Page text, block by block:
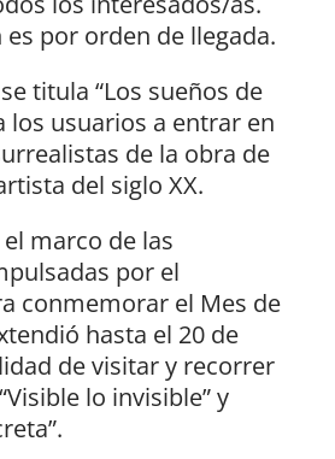
por orden de llegada.
titula “Los sueños de
los usuarios a entrar en
de la obra de
del siglo XX.
marco de las
por el
conmemorar el Mes de
hasta el 20 de
de visitar y recorrer
lo invisible” y